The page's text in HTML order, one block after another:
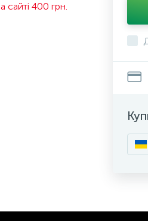
сайті 400 грн.